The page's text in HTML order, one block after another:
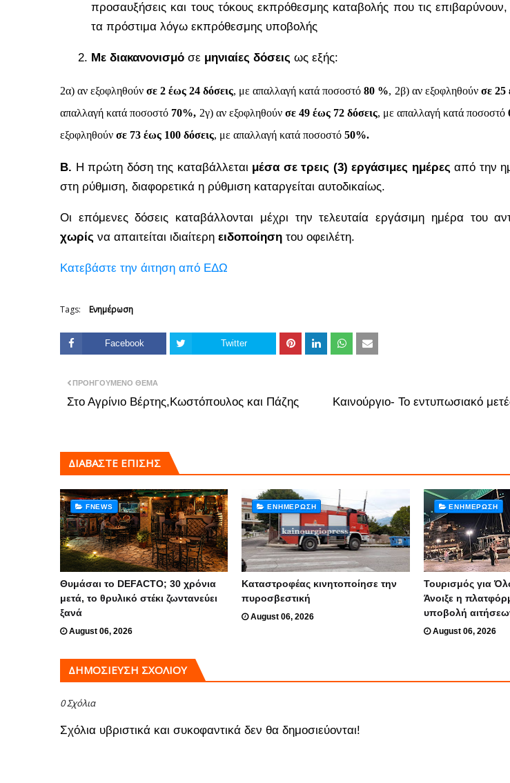
προσαυξήσεις και τους τόκους εκπρόθεσμης καταβολής που τις επιβαρύνουν,
τα πρόστιμα λόγω εκπρόθεσμης υποβολής
Με διακανονισμό σε μηνιαίες δόσεις ως εξής:
2α) αν εξοφληθούν σε 2 έως 24 δόσεις, με απαλλαγή κατά ποσοστό 80 %, 2β) αν εξοφληθούν σε 25
απαλλαγή κατά ποσοστό 70%, 2γ) αν εξοφληθούν σε 49 έως 72 δόσεις, με απαλλαγή κατά ποσοστό
εξοφληθούν σε 73 έως 100 δόσεις, με απαλλαγή κατά ποσοστό 50%.
Β. Η πρώτη δόση της καταβάλλεται μέσα σε τρεις (3) εργάσιμες ημέρες από την
στη ρύθμιση, διαφορετικά η ρύθμιση καταργείται αυτοδικαίως.
Οι επόμενες δόσεις καταβάλλονται μέχρι την τελευταία εργάσιμη ημέρα του
χωρίς να απαιτείται ιδιαίτερη ειδοποίηση του οφειλέτη.
Κατεβάστε την άιτηση από ΕΔΩ
Tags: Ενημέρωση
Facebook Twitter
Καινούργιο- Το εντυπωσιακό
ΠΡΟΗΓΟΎΜΕΝΟ ΘΈΜΑ
Στο Αγρίνιο Βέρτης,Κωστόπουλος και Πάζης
ΔΙΑΒΑΣΤΕ ΕΠΙΣΗΣ
FNEWS
Θυμάσαι το DEFACTO; 30 χρόνια
μετά, το θρυλικό στέκι ζωντανεύει
ξανά
August 06, 2026
ΕΝΗΜΈΡΩΣΗ
Καταστροφέας κινητοποίησε την
πυροσβεστική
August 06, 2026
ΕΝΗΜΈΡΩΣΗ
Τουρισμός για
Άνοιξε η
υποβολή
August 06, 2026
ΔΗΜΟΣΊΕΥΣΗ ΣΧΟΛΊΟΥ
0 Σχόλια
Σχόλια υβριστικά και συκοφαντικά δεν θα δημοσιεύονται!